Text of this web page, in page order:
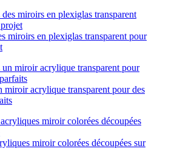
miroirs en plexiglas transparent pour
miroir acrylique transparent pour des
miroir colorées découpées sur